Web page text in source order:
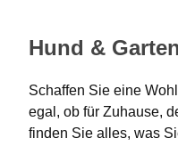
Hund &
Schaffen Sie eine
egal, ob für Zuhause,
finden Sie alles, was